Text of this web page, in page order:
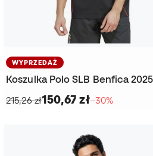
WYPRZEDAŻ
215,26 zł150,67 zł−30%